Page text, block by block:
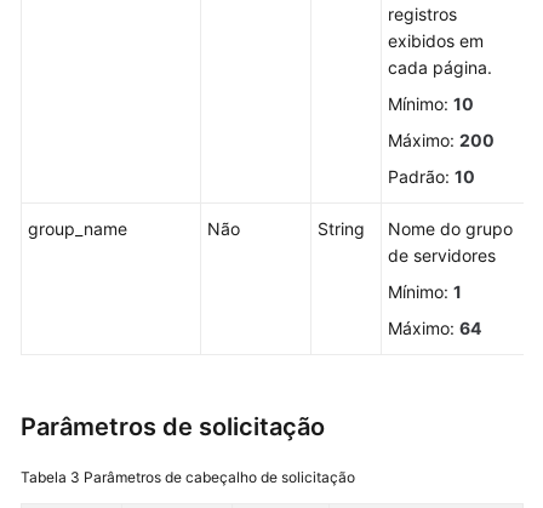
do
grupos
servidores
registros
exibidos em
cada página.
Mínimo: 10
Máximo: 200
Padrão: 10
group_name Não String
Nome do grupo
de servidores
Mínimo: 1
Máximo: 64
Parâmetros de solicitação
Tabela 3 Parâmetros de cabeçalho de solicitação